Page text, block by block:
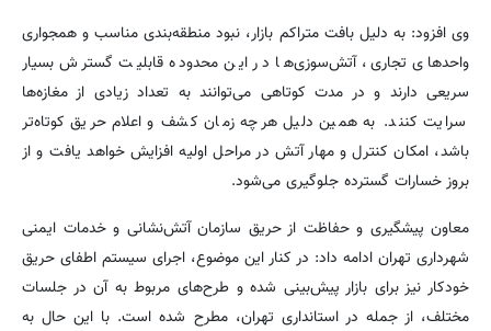
وی افزود: به دلیل بافت متراکم بازار، نبود منطقه‌بندی مناسب و همجواری
واحدهای تجاری، آتش‌سوزی‌ها در این محدوده قابلیت گسترش بسیار
سریعی دارند و در مدت کوتاهی می‌توانند به تعداد زیادی از مغازه‌ها
سرایت کنند. به همین دلیل هرچه زمان کشف و اعلام حریق کوتاه‌تر
باشد، امکان کنترل و مهار آتش در مراحل اولیه افزایش خواهد یافت و از
بروز خسارات گسترده جلوگیری می‌شود.
معاون پیشگیری و حفاظت از حریق سازمان آتش‌نشانی و خدمات ایمنی
شهرداری تهران ادامه داد: در کنار این موضوع، اجرای سیستم اطفای حریق
خودکار نیز برای بازار پیش‌بینی شده و طرح‌های مربوط به آن در جلسات
مختلف، از جمله در استانداری تهران، مطرح شده است. با این حال به